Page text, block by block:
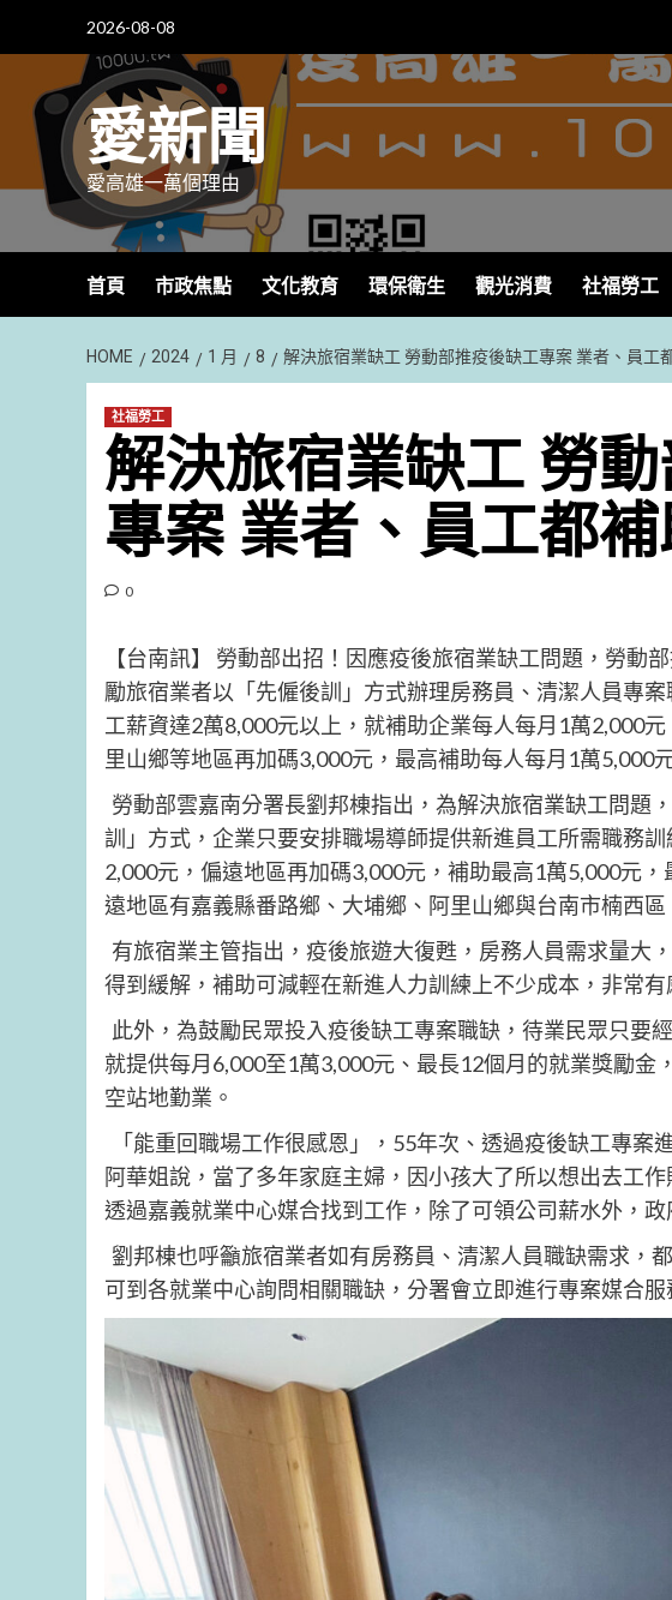
2026-08-08
愛新聞
愛高雄一萬個理由
首頁 市政焦點 文化教育 環保衛生 觀光消費 社福勞工
HOME 2024 1 月 8 解決旅宿業缺工 勞動部推疫後缺工專案 業者、員工
社福勞工
解決旅宿業缺工 勞
專案 業者、員工都
0
【台南訊】 勞動部出招！因應疫後旅宿業缺工問題，勞動
勵旅宿業者以「先僱後訓」方式辦理房務員、清潔人員專
工薪資達2萬8,000元以上，就補助企業每人每月1萬2,000
里山鄉等地區再加碼3,000元，最高補助每人每月1萬5,000
勞動部雲嘉南分署長劉邦棟指出，為解決旅宿業缺工問題
訓」方式，企業只要安排職場導師提供新進員工所需職務
2,000元，偏遠地區再加碼3,000元，補助最高1萬5,000元
遠地區有嘉義縣番路鄉、大埔鄉、阿里山鄉與台南市楠西
有旅宿業主管指出，疫後旅遊大復甦，房務人員需求量大
得到緩解，補助可減輕在新進人力訓練上不少成本，非常有
此外，為鼓勵民眾投入疫後缺工專案職缺，待業民眾只要
就提供每月6,000至1萬3,000元、最長12個月的就業獎勵
空站地勤業。
「能重回職場工作很感恩」，55年次、透過疫後缺工專案
阿華姐說，當了多年家庭主婦，因小孩大了所以想出去工
透過嘉義就業中心媒合找到工作，除了可領公司薪水外，
劉邦棟也呼籲旅宿業者如有房務員、清潔人員職缺需求，
可到各就業中心詢問相關職缺，分署會立即進行專案媒合服